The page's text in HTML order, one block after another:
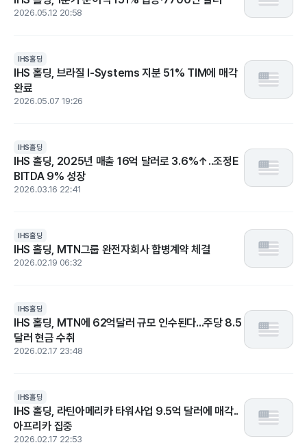
2026.05.12 20:58
IHS홀딩
IHS 홀딩, 브라질 I-Systems 지분 51% TIM에 매각
완료
2026.05.07 19:26
IHS홀딩
IHS 홀딩, 2025년 매출 16억 달러로 3.6%↑..조정E
BITDA 9% 성장
2026.03.16 22:41
IHS홀딩
IHS 홀딩, MTN그룹 완전자회사 합병계약 체결
2026.02.19 06:32
IHS홀딩
IHS 홀딩, MTN에 62억달러 규모 인수된다...주당 8.5
달러 현금 수취
2026.02.17 23:48
IHS홀딩
IHS 홀딩, 라틴아메리카 타워사업 9.5억 달러에 매각..
아프리카 집중
2026.02.17 22:53